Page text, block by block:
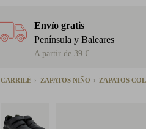
Envío gratis
Península y Baleares
A partir de 39 €
CARRILÉ ZAPATOS NIÑO ZAPATOS